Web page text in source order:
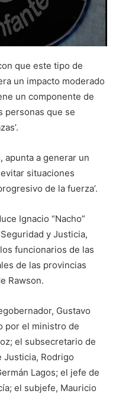
que este tipo de
un impacto moderado
un componente de
personas que se
apunta a generar un
situaciones
de la fuerza’.
Ignacio “Nacho”
y Justicia,
funcionarios de las
de las provincias
Rawson.
Gustavo
por el ministro de
el subsecretario de
Justicia, Rodrigo
Lagos; el jefe de
el subjefe, Mauricio